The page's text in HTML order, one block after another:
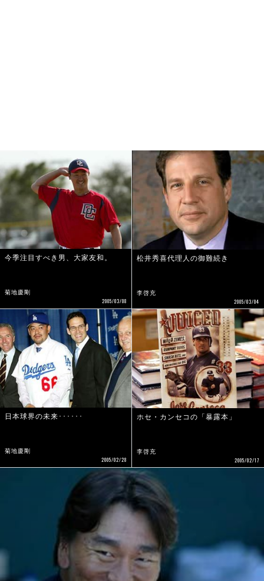
今季注目すべき男、大家友和。
菊地慶剛
2005/03/08
松井秀喜代理人の御難続き
李啓充
2005/03/04
日本球界の未来･･････
菊地慶剛
2005/02/28
ホセ・カンセコの「暴露本」
李啓充
2005/02/17